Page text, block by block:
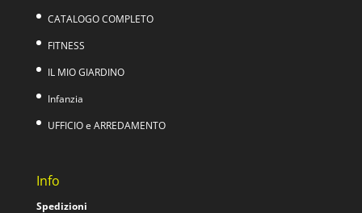
CATALOGO COMPLETO
FITNESS
IL MIO GIARDINO
Infanzia
UFFICIO e ARREDAMENTO
Info
Spedizioni